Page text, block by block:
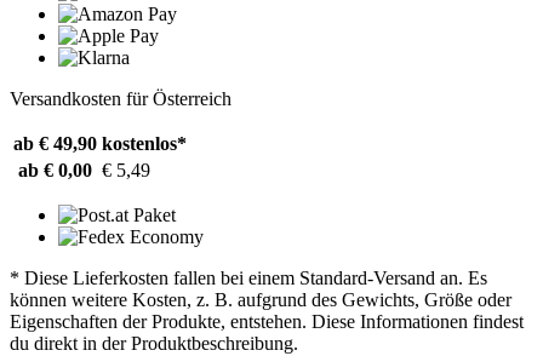
Versandkosten für Österreich
ab € 49,90 kostenlos*
ab € 0,00 € 5,49
* Diese Lieferkosten fallen bei einem Standard-Versand an. Es
können weitere Kosten, z. B. aufgrund des Gewichts, Größe oder
Eigenschaften der Produkte, entstehen. Diese Informationen findest
du direkt in der Produktbeschreibung.